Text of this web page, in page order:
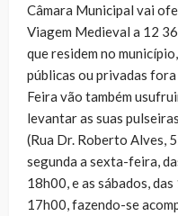
Câmara Municipal vai
Viagem Medieval a 12
que residem no
públicas ou privadas
Feira vão também
levantar as suas
(Rua Dr. Roberto Alves,
segunda a sexta-feira,
18h00, e as sábados,
17h00, fazendo-se